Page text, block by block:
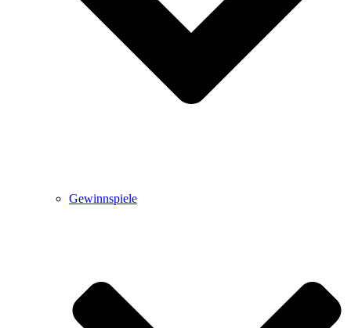
Gewinnspiele